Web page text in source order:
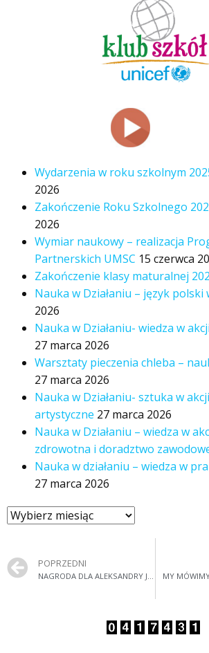
Wydarzenia w roku szkolnym
2026
Zakończenie Roku Szkolnego
2026
Wymiar naukowy – realizacja
Partnerskich UMSC 15 czerwca
Zakończenie klasy maturalnej
Nauka w Działaniu – język polski
2026
Nauka w Działaniu- wiedza w
27 marca 2026
Warsztaty pieczenia chleba –
27 marca 2026
Nauka w Działaniu- sztuka w
artystyczne 27 marca 2026
Nauka w Działaniu – wiedza w
zdrowotna i doradztwo
Nauka w działaniu – wiedza w
27 marca 2026
POPRZEDNI
MY